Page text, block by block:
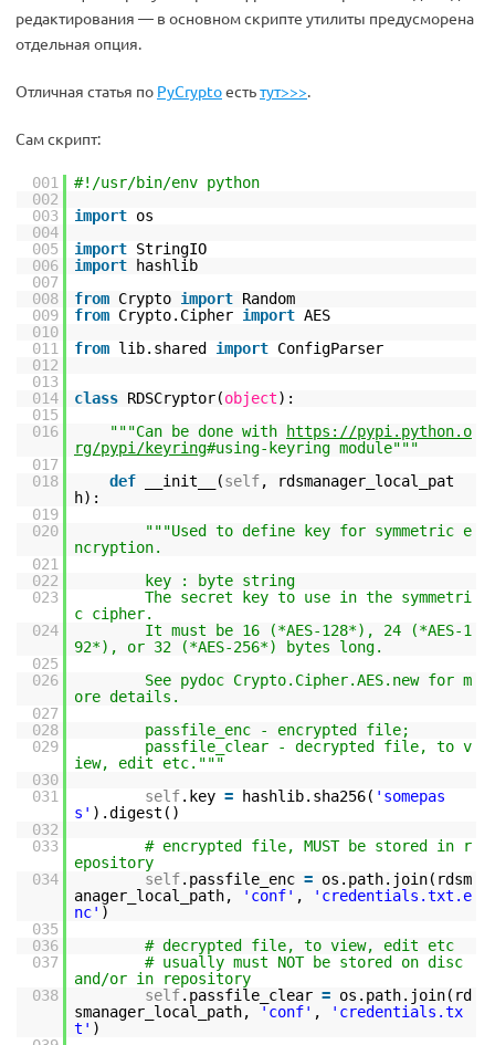
редактирования — в основном скрипте утилиты предусморена
отдельная опция.
Отличная статья по PyCryptoестьтут>>>.
Сам скрипт:
001
#!/usr/bin/env python
002
003
import os
004
005
import StringIO
006
import
hashlib
007
008
from Crypto import Random
009
from Crypto.Cipher import AES
010
011
from lib.shared import ConfigParser
012
013
014
class RDSCryptor(object):
015
016
"""Can be done with
https://pypi.python.o
rg/pypi/keyring#using-keyring module"""
017
018
def __init__(self, rdsmanager_local_pat
h):
019
020
"""Used to define key for symmetric e
ncryption.
021
022
key : byte string
023
The secret key to use in the symmetri
c cipher.
024
It must be 16 (*AES-128*), 24 (*AES-1
92*), or 32 (*AES-256*) bytes long.
025
026
See pydoc Crypto.Cipher.AES.new for m
ore details.
027
028
passfile_enc - encrypted file;
029
passfile_clear - decrypted file, to v
iew, edit etc."""
030
031
self.key = hashlib.sha256( 'somepas
s' ).digest()
032
033
# encrypted file, MUST be stored in r
epository
034
self.passfile_enc = os.path.join(rdsm
anager_local_path,
'conf' ,
'credentials.txt.e
nc' )
035
036
# decrypted file, to view, edit etc
037
# usually must NOT be stored on disc
and/or in repository
038
self.passfile_clear = os.path.join(rd
smanager_local_path,
'conf' ,
'credentials.tx
t' )